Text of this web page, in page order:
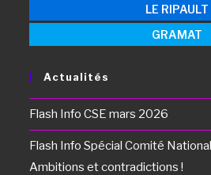
LE RIPAULT
GRAMAT
Actualités
Flash Info CSE mars 2026
Flash Info Spécial Comité
Ambitions et contradictions !